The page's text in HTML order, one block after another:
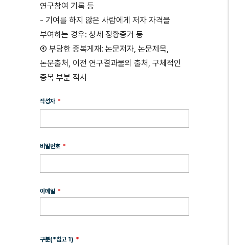
연구참여 기록 등
- 기여를 하지 않은 사람에게 저자 자격을
부여하는 경우: 상세 정황증거 등
④ 부당한 중복게재: 논문저자, 논문제목,
논문출처, 이전 연구결과물의 출처, 구체적인
중복 부분 적시
작성자
비밀번호
이메일
구분(*참고 1)